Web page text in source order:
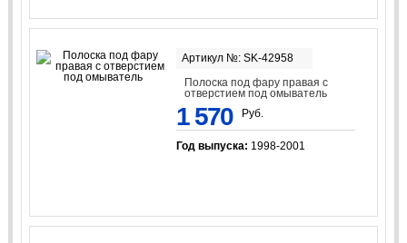
Артикул №: SK-42958
Полоска под фару правая с
отверстием под омыватель
1 570 Руб.
Год выпуска: 1998-2001